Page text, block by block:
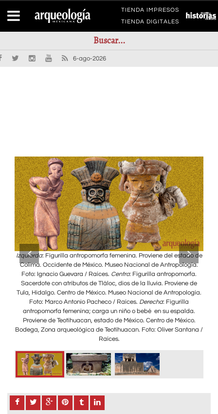
TIENDA IMPRESOS
TIENDA DIGITALES
6-ago-2026
Izquierda: Figurilla antropomorfa femenina. Proviene del estado de
Colima. Occidente de México. Museo Nacional de Antropología.
Foto: Ignacio Guevara / Raíces. Centro: Figurilla antropomorfa.
Sacerdote con atributos de Tláloc, dios de la lluvia. Proviene de
Tula, Hidalgo. Centro de México. Museo Nacional de Antropología.
Foto: Marco Antonio Pacheco / Raíces. Derecha: Figurilla
antropomorfa femenina; carga un niño o bebé en su espalda.
Proviene de Teotihuacan, estado de México. Centro de México.
Bodega, Zona arqueológica de Teotihuacan. Foto: Oliver Santana /
Raíces.